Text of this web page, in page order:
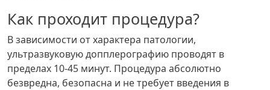
Как проходит процедура?
В зависимости от характера патологии,
ультразвуковую допплерографию проводят в
пределах 10-45 минут. Процедура абсолютно
безвредна, безопасна и не требует введения в